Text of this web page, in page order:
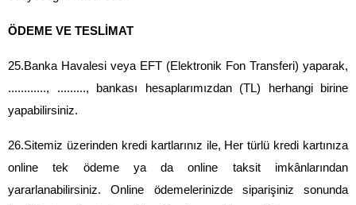
ÖDEME VE TESLİMAT
25.Banka Havalesi veya EFT (Elektronik Fon Transferi) yaparak,
............, ........., bankası hesaplarımızdan (TL) herhangi birine
yapabilirsiniz.
26.Sitemiz üzerinden kredi kartlarınız ile, Her türlü kredi kartınıza
online tek ödeme ya da online taksit imkânlarından
yararlanabilirsiniz. Online ödemelerinizde siparişiniz sonunda